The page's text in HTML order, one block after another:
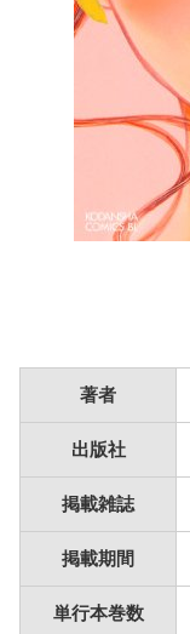
著者
出版社
掲載雑誌
掲載期間
単行本巻数